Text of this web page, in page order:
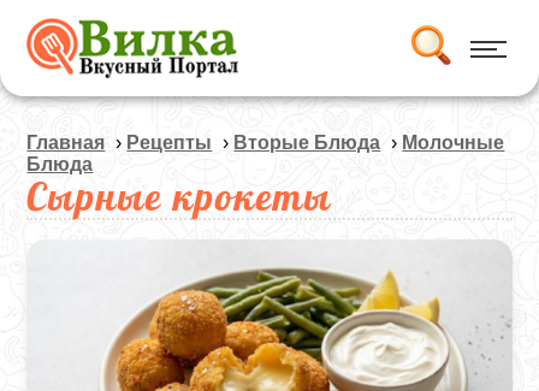
Главная › Рецепты › Вторые Блюда › Молочные
Блюда
Сырные крокеты